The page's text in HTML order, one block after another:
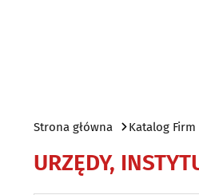
Strona główna Katalog
URZĘDY,